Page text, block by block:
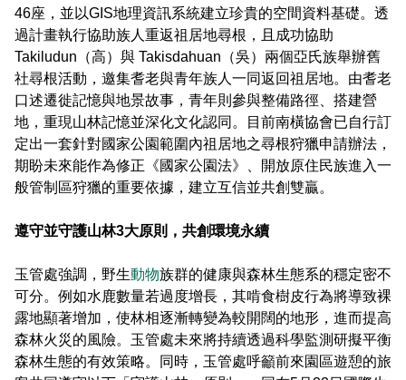
46座，並以GIS地理資訊系統建立珍貴的空間資料基礎。透
過計畫執行協助族人重返祖居地尋根，且成功協助
Takiludun（高）與 Takisdahuan（吳）兩個亞氏族舉辦舊
社尋根活動，邀集耆老與青年族人一同返回祖居地。由耆老
口述遷徙記憶與地景故事，青年則參與整備路徑、搭建營
地，重現山林記憶並深化文化認同。目前南橫協會已自行訂
定出一套針對國家公園範圍內祖居地之尋根狩獵申請辦法，
期盼未來能作為修正《國家公園法》、開放原住民族進入一
般管制區狩獵的重要依據，建立互信並共創雙贏。
遵守並守護山林3大原則，共創環境永續
玉管處強調，野生動物族群的健康與森林生態系的穩定密不
可分。例如水鹿數量若過度增長，其啃食樹皮行為將導致裸
露地顯著增加，使林相逐漸轉變為較開闊的地形，進而提高
森林火災的風險。玉管處未來將持續透過科學監測研擬平衡
森林生態的有效策略。同時，玉管處呼籲前來園區遊憩的旅